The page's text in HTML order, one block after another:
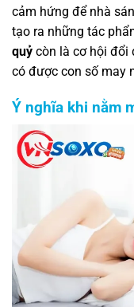
cảm hứng để nhà
tạo ra những tác
quỷ còn là cơ hội đổi
có được con số may
Ý nghĩa khi nằm